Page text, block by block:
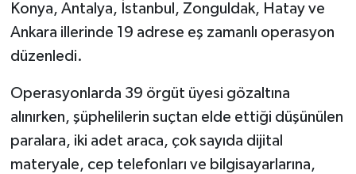
Konya, Antalya, İstanbul, Zonguldak, Hatay ve
Ankara illerinde 19 adrese eş zamanlı operasyon
düzenledi.
Operasyonlarda 39 örgüt üyesi gözaltına
alınırken, şüphelilerin suçtan elde ettiği düşünülen
paralara, iki adet araca, çok sayıda dijital
materyale, cep telefonları ve bilgisayarlarına,